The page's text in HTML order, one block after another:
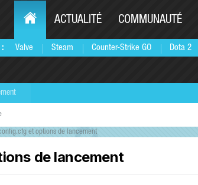
: Valve Steam Counter-Strike GO Dota 2
ACTUALITÉ COMMUNAUTÉ
et options de lancement
de lancement